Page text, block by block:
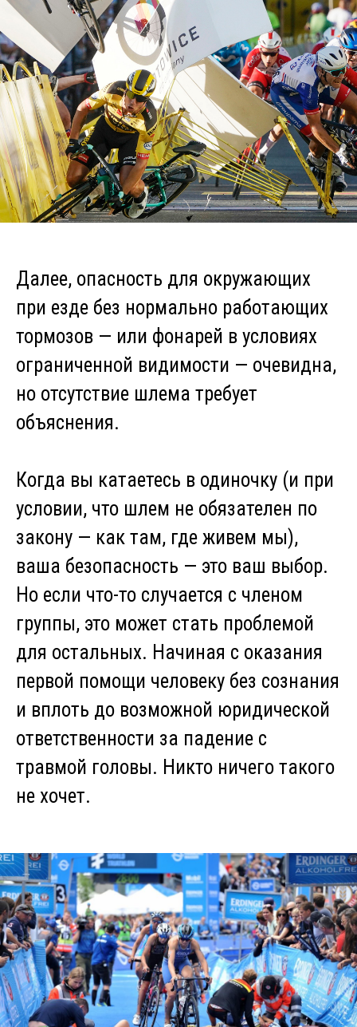
Далее, опасность для окружающих
при езде без нормально работающих
тормозов — или фонарей в условиях
ограниченной видимости — очевидна,
но отсутствие шлема требует
объяснения.
Когда вы катаетесь в одиночку (и при
условии, что шлем не обязателен по
закону — как там, где живем мы),
ваша безопасность — это ваш выбор.
Но если что-то случается с членом
группы, это может стать проблемой
для остальных. Начиная с оказания
первой помощи человеку без сознания
и вплоть до возможной юридической
ответственности за падение с
травмой головы. Никто ничего такого
не хочет.